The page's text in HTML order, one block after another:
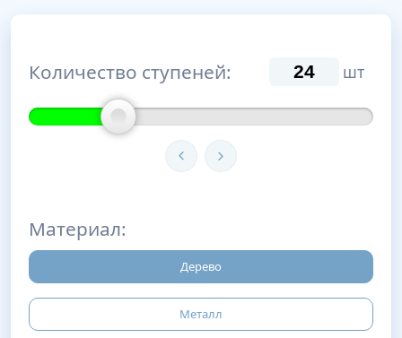
Количество ступеней: шт
Материал:
Дерево
Металл